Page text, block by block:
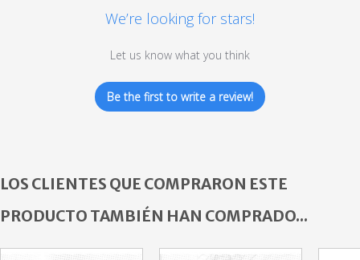
We’re looking for stars!
Let us know what you think
Be the first to write a review!
LOS CLIENTES QUE COMPRARON ESTE
PRODUCTO TAMBIÉN HAN COMPRADO...